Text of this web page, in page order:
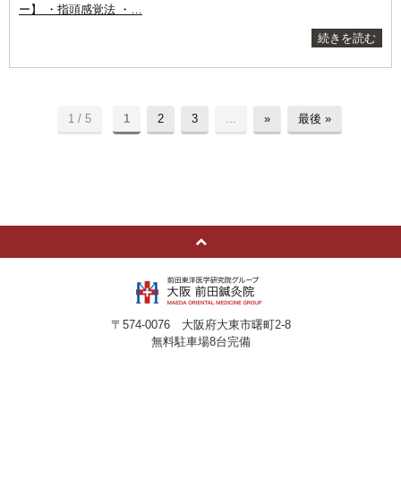
ー】 ・指頭感覚法 ・…
続きを読む
1 / 5 1 2 3 » 最後 »
〒574-0076 大阪府大東市曙町2-8
無料駐車場8台完備